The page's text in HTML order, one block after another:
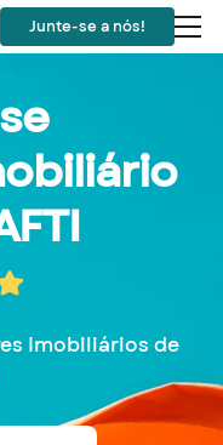
Junte-se a nós!
Imobiliários de